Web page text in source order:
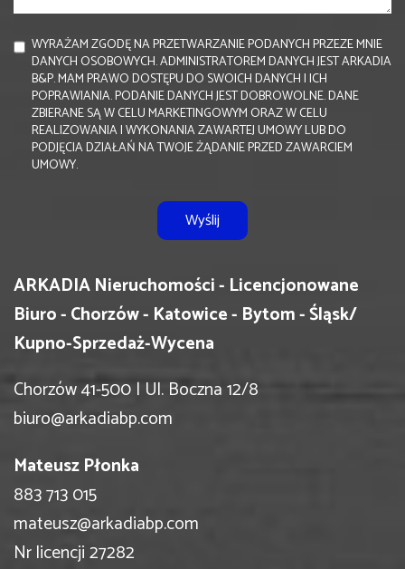
WYRAŻAM ZGODĘ NA PRZETWARZANIE PODANYCH PRZEZE MNIE
DANYCH OSOBOWYCH. ADMINISTRATOREM DANYCH JEST ARKADIA
B&P. MAM PRAWO DOSTĘPU DO SWOICH DANYCH I ICH
POPRAWIANIA. PODANIE DANYCH JEST DOBROWOLNE. DANE
ZBIERANE SĄ W CELU MARKETINGOWYM ORAZ W CELU
REALIZOWANIA I WYKONANIA ZAWARTEJ UMOWY LUB DO
PODJĘCIA DZIAŁAŃ NA TWOJE ŻĄDANIE PRZED ZAWARCIEM
UMOWY.
ARKADIA Nieruchomości - Licencjonowane
Biuro - Chorzów - Katowice - Bytom - Śląsk/
Kupno-Sprzedaż-Wycena
Chorzów 41-500 | Ul. Boczna 12/8
biuro@arkadiabp.com
Mateusz Płonka
883 713 015
mateusz@arkadiabp.com
Nr licencji 27282